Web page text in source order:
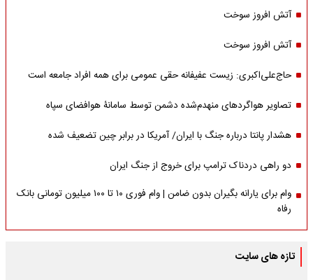
آتش افروز سوخت
آتش افروز سوخت
حاج‌علی‌اکبری: زیست عفیفانه حقی عمومی برای همه افراد جامعه است
تصاویر هواگردهای منهدم‌شده دشمن توسط سامانۀ هوافضای سپاه
هشدار پانتا درباره جنگ با ایران/ آمریکا در برابر چین تضعیف شده
دو راهی دردناک ترامپ برای خروج از جنگ ایران
وام برای یارانه بگیران بدون ضامن | وام فوری ۱۰ تا ۱۰۰ میلیون تومانی بانک
رفاه
تازه های سایت